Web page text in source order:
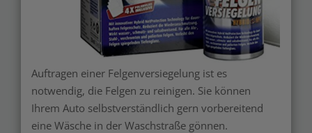
Auftragen einer Felgenversiegelung ist es
notwendig, die Felgen zu reinigen. Sie können
Ihrem Auto selbstverständlich gern vorbereitend
eine Wäsche in der Waschstraße gönnen.